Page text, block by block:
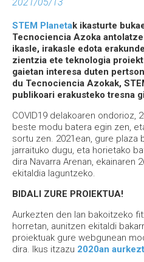
STEM Planetak ikasturte
Tecnociencia Azoka
ikasle, irakasle edota
zientzia ete teknologia
gaietan interesa duten
du Tecnociencia Azokak,
publikoari erakusteko tresna
COVID19 delakoaren ondorioz,
beste modu batera egin zen,
sortu zen. 2021ean, gure plaza
jarraituko dugu, eta horietako
dira Navarra Arenan, ekainaren
ekitaldia laguntzeko.
BIDALI ZURE PROIEKTUA!
Aurkezten den lan bakoitzeko
horretan, aunitzen ekitaldi
proiektuak gure webgunean
dira. Ikus itzazu 2020an